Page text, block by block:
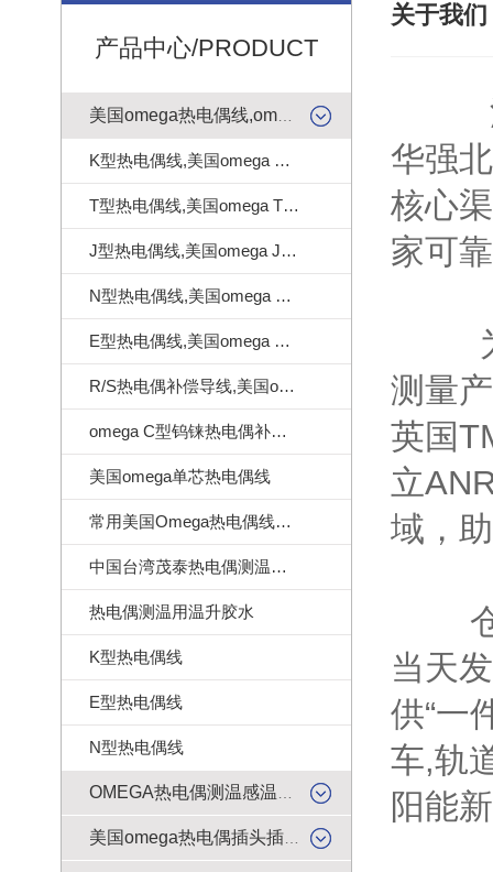
产品中心/PRODUCT
K型热电偶线,美国omega K型热电偶线
T型热电偶线,美国omega T型热电偶线
J型热电偶线,美国omega J型热电偶线
N型热电偶线,美国omega N型热电偶线
E型热电偶线,美国omega E型热电偶线
R/S热电偶补偿导线,美国omega热电偶补偿导线
omega C型钨铼热电偶补偿导线
美国omega单芯热电偶线
常用美国Omega热电偶线订做样式
中国台湾茂泰热电偶测温线|耐温260度
热电偶测温用温升胶水
K型热电偶线
E型热电偶线
N型热电偶线
关于我们
深
华强
核心
家可
为客
测量
英国
立
域，
仓储
当天
供“一
车,轨
阳能